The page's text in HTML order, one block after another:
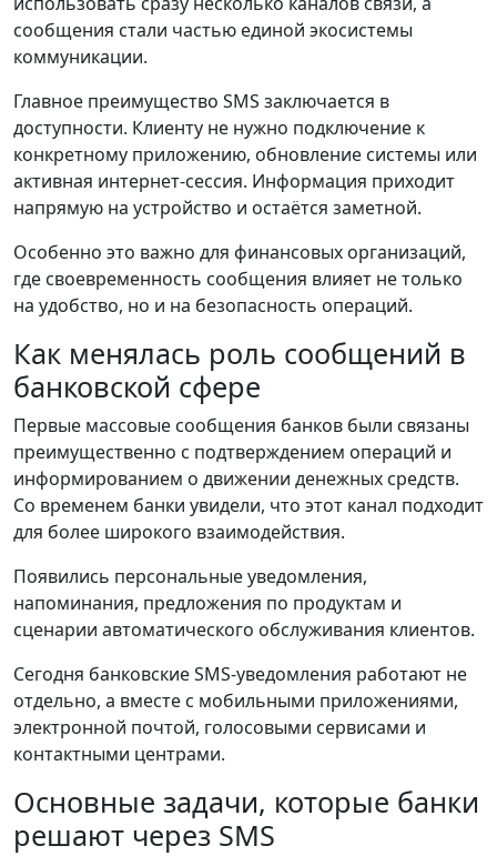
сообщения стали частью единой экосистемы
коммуникации.
Главное преимущество SMS заключается в
доступности. Клиенту не нужно подключение к
конкретному приложению, обновление системы или
активная интернет-сессия. Информация приходит
напрямую на устройство и остаётся заметной.
Особенно это важно для финансовых организаций,
где своевременность сообщения влияет не только
на удобство, но и на безопасность операций.
Как менялась роль сообщений в
банковской сфере
Первые массовые сообщения банков были связаны
преимущественно с подтверждением операций и
информированием о движении денежных средств.
Со временем банки увидели, что этот канал подходит
для более широкого взаимодействия.
Появились персональные уведомления,
напоминания, предложения по продуктам и
сценарии автоматического обслуживания клиентов.
Сегодня банковские SMS-уведомления работают не
отдельно, а вместе с мобильными приложениями,
электронной почтой, голосовыми сервисами и
контактными центрами.
Основные задачи, которые банки
решают через SMS